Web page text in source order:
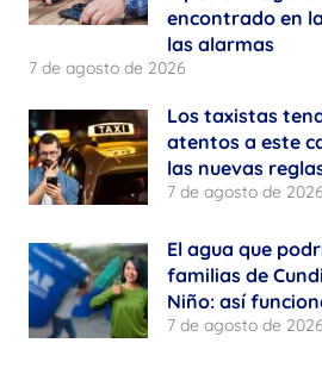
encontrado en
las alarmas
7 de agosto de 2026
Los taxistas
atentos a este
las nuevas
7 de agosto de 2026
El agua que
familias de
Niño: así
7 de agosto de 2026